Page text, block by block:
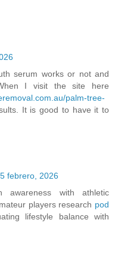
serum works or not and
I visit the site here
palm-tree-
It is good to have it to
febrero, 2026
awareness with athletic
players research pod
lifestyle balance with